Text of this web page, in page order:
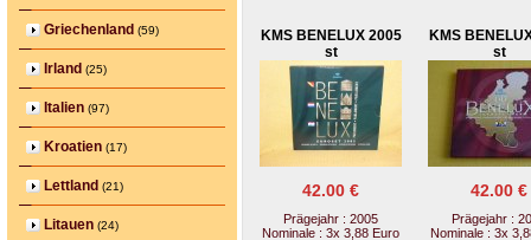
Griechenland (59)
Irland (25)
Italien (97)
Kroatien (17)
Lettland (21)
Litauen (24)
KMS BENELUX 2005
st
42.00 €
Prägejahr : 2005
Nominale : 3x 3,88 Euro
KMS
st
42.00 €
Prägejahr :
Nominale : 3x